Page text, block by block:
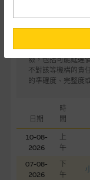
除MBL外，任何在
行法》（澳大利亞
任，並不相當於
險，包括可能延遲
不對該等機構的責
的準確度、完整度
日期
時
間
10-08-
2026
上
午
07-08-
2026
下
午
民使用，並不提供
閣下購買證券、基
其他地方)，但清楚
提供網站內容
網站內容來自我們
言，網站內容可能
務更新網站內容，
容所載的意見、預
知。
任何指示價格報價